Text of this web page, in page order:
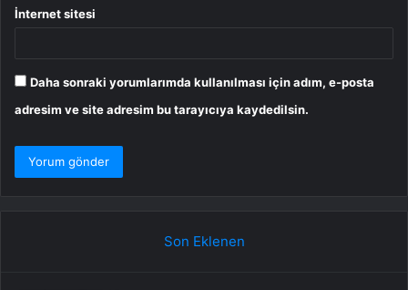
İnternet sitesi
Daha sonraki yorumlarımda kullanılması için adım, e-posta
adresim ve site adresim bu tarayıcıya kaydedilsin.
Son Eklenen